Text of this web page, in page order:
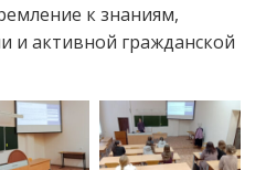
к знаниям,
и активной гражданской